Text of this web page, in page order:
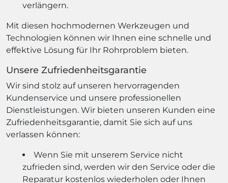
verlängern.
Mit diesen hochmodernen Werkzeugen und
Technologien können wir Ihnen eine schnelle und
effektive Lösung für Ihr Rohrproblem bieten.
Unsere Zufriedenheitsgarantie
Wir sind stolz auf unseren hervorragenden
Kundenservice und unsere professionellen
Dienstleistungen. Wir bieten unseren Kunden eine
Zufriedenheitsgarantie, damit Sie sich auf uns
verlassen können:
Wenn Sie mit unserem Service nicht
zufrieden sind, werden wir den Service oder die
Reparatur kostenlos wiederholen oder Ihnen